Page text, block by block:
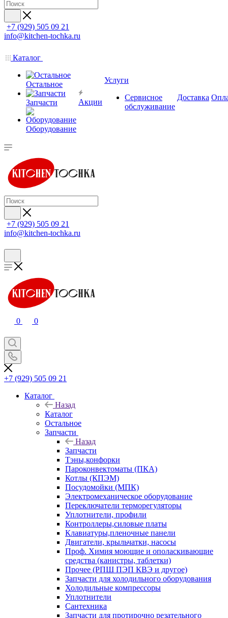
+7 (929) 505 09 21
info@kitchen-tochka.ru
Каталог
Остальное
Запчасти
Оборудование
Акции
Услуги
Сервисное
обслуживание
Доставка
+7 (929) 505 09 21
info@kitchen-tochka.ru
0 0
+7 (929) 505 09 21
Каталог
Назад
Каталог
Остальное
Запчасти
Назад
Запчасти
Тэны,конфорки
Пароконвектоматы (ПКА)
Котлы (КПЭМ)
Посудомойки (МПК)
Электромеханическое оборудование
Переключатели терморегуляторы
Уплотнители, профили
Контроллеры,силовые платы
Клавиатуры,пленочные панели
Двигатели, крыльчатки, насосы
Проф. Химия моющие и ополаскивающие
средства (канистры, таблетки)
Прочее (РПШ ПЭП КВЭ и другое)
Запчасти для холодильного оборудования
Холодильные компрессоры
Уплотнители
Сантехника
Запчасти для протирочно резательного